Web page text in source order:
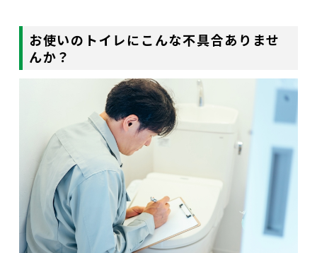
お使いのトイレにこんな不具合ありませ
んか？